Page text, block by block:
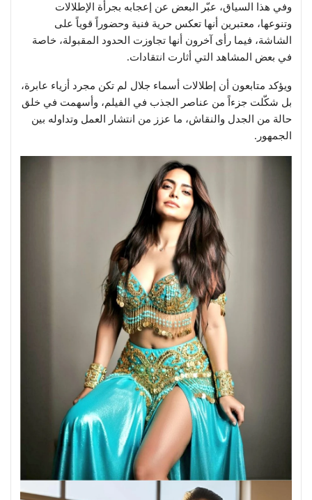
وفي هذا السياق، عبّر البعض عن إعجابه بجرأة الإطلالات
وتنوعها، معتبرين أنها تعكس حرية فنية وحضوراً قوياً على
الشاشة، فيما رأى آخرون أنها تجاوزت الحدود المقبولة، خاصة
في بعض المشاهد التي أثارت انتقادات.
ويؤكد متابعون أن إطلالات أسماء جلال لم تكن مجرد أزياء عابرة،
بل شكّلت جزءاً من عناصر الجذب في الفيلم، وأسهمت في خلق
حالة من الجدل والنقاش، ما عزز من انتشار العمل وتداوله بين
الجمهور.